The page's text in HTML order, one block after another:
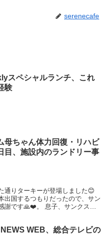
serenecafe
スペシャルランチ、これ
験
母ちゃん体力回復・リハビ
目、施設内のランドリー事
通りターキーが登場しました😊
出国するつもりだったので、サン
謝です🙏❤️。 息子、サンクスギ
WEB、総合テレビの